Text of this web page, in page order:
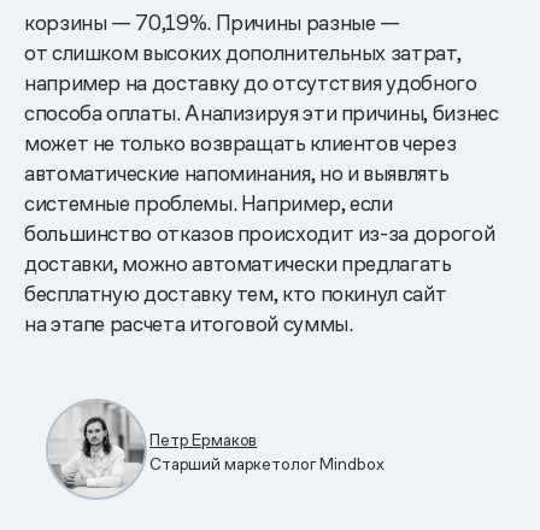
корзины — 70,19%. Причины разные —
от слишком высоких дополнительных затрат,
например на доставку до отсутствия удобного
способа оплаты. Анализируя эти причины, бизнес
может не только возвращать клиентов через
автоматические напоминания, но и выявлять
системные проблемы. Например, если
большинство отказов происходит из-за дорогой
доставки, можно автоматически предлагать
бесплатную доставку тем, кто покинул сайт
на этапе расчета итоговой суммы.
Петр Ермаков
Старший маркетолог Mindbox